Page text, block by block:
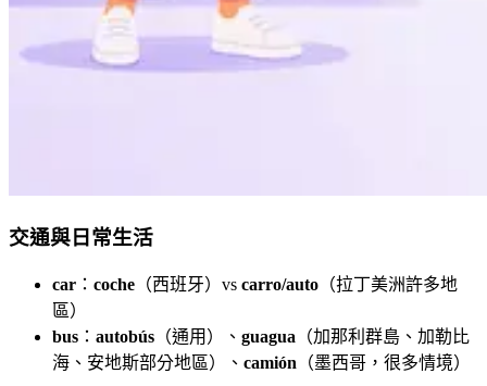
交通與日常生活
car ： coche （西班牙）vs carro/auto （拉丁美洲許多地
區）
bus ： autobús （通用）、 guagua （加那利群島、加勒比
海、安地斯部分地區）、 camión （墨西哥，很多情境）